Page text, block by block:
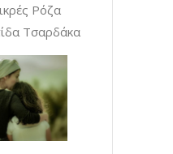
Ρόζα
Τσαρδάκα